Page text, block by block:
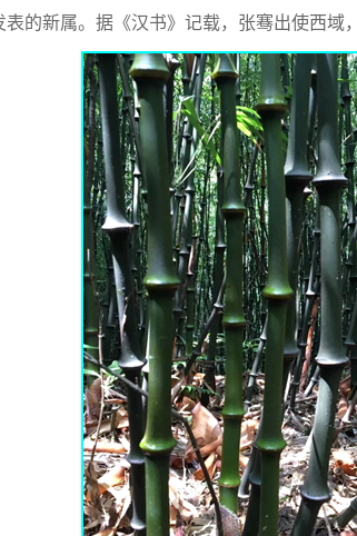
的新属。据《汉书》记载，张骞出使西域